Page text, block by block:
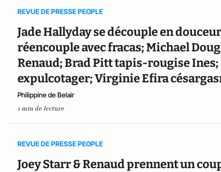
REVUE DE PRESSE PEOPLE
Jade Hallyday se découple en
réencouple avec fracas; Michael
Renaud; Brad Pitt tapis-rougise
expulcotager; Virginie Efira
Philippine de Belair
1 min de lecture
REVUE DE PRESSE PEOPLE
Joey Starr & Renaud prennent un